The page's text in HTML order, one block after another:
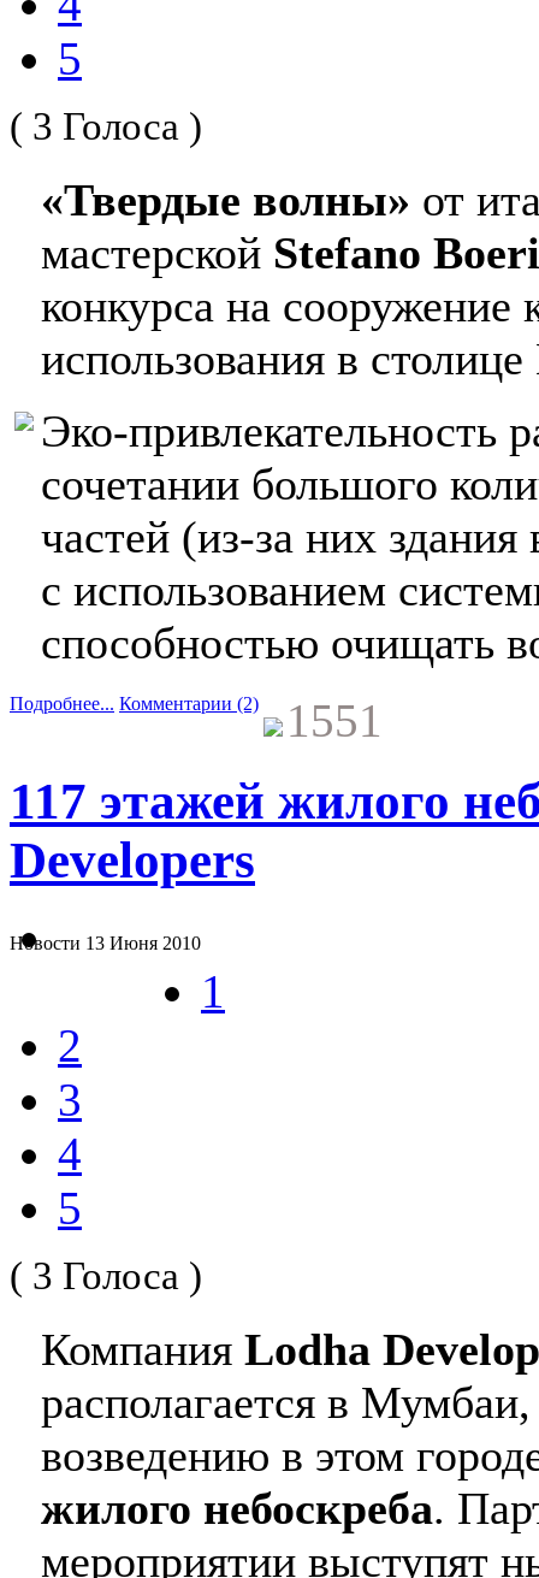
5
( 3 Голоса )
«Твердые волны» от
мастерской Stefano Boeri
конкурса на сооружение
использования в столице
Эко-привлекательность
сочетании большого
частей (из-за них
с использованием
способностью очищать
Подробнее... Комментарии (2) 1551
117 этажей жилого
Developers
Новости 13 Июня 2010
1
2
3
4
5
( 3 Голоса )
Компания Lodha
располагается в
возведению в этом
жилого небоскреба.
мероприятии выступят